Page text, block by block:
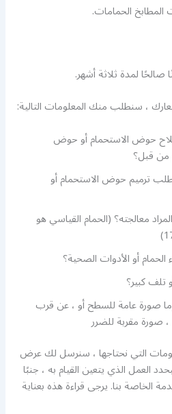
الحمامات.
لمدة ثلاثة أشهر.
، سنطلب منك المعلومات التالية:
حوض الاستحمام أو حوض
من قبل؟
ترميم حوض الاستحمام أو
معالجته؟ (الحمام القياسي هو
الحمام أو الأدوات الصحية؟
كبير؟
صورة عامة للسطح أو ، عن قرب
صورة مقربة للضرر
التي نحتاجها ، سنرسل لك عرض
العمل الذي يتعين القيام به ، جنبًا
الخاصة بنا. يرجى قراءة هذه بعناية